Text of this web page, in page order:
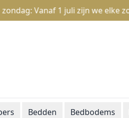
Vanaf 1 juli zijn we elke
Bedden Bedbodems